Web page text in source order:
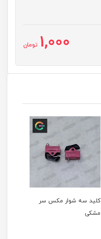
1,000 تومان
کلید سه شوار مکس سر
مشکی